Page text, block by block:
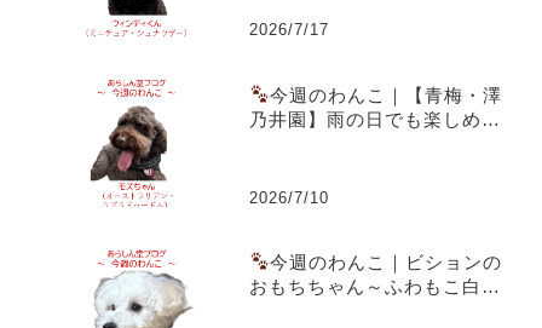
2026/7/17
今週のわんこ｜【青梅・澤
乃井園】雨の日でも楽しめる
2026/7/10
今週のわんこ｜ビションの
おもちちゃん～ふわもこ白犬